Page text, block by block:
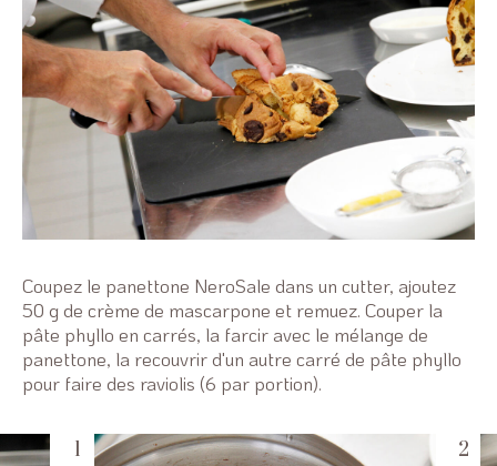
Coupez le panettone NeroSale dans un cutter, ajoutez
50 g de crème de mascarpone et remuez. Couper la
pâte phyllo en carrés, la farcir avec le mélange de
panettone, la recouvrir d'un autre carré de pâte phyllo
pour faire des raviolis (6 par portion).